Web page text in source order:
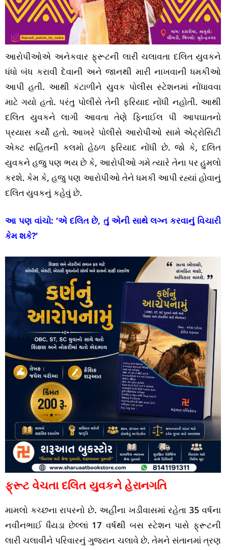
આરોપીઓએ અનેકવાર ફ્રૂટની લારી ચલાવતા દલિત યુવકને
ધંધો બંધ કરાવી દેવાની અને જાનથી મારી નાખવાની ધમકીઓ
આપી હતી. આથી કંટાળીને યુવક પોલીસ સ્ટેશનમાં નોંધાવવા
માટે ગયો હતો. પરંતુ પોલીસે તેની ફરિયાદ નોંધી નહોતી. આથી
દલિત યુવકને લાગી આવતા તેણે ફિનાઈલ પી આપઘાતનો
પ્રયાસ કર્યો હતો. આખરે પોલીસે આરોપીઓ સામે એટ્રોસિટી
એક્ટ સહિતની કલમો હેઠળ ફરિયાદ નોંધી છે. જો કે, દલિત
યુવકને હજુ પણ ભય છે કે, આરોપીઓ ગમે ત્યારે તેના પર હુમલો
કરશે. કેમ કે, હજુ પણ આરોપીઓ તેને ધમકી આપી રહ્યાં હોવાનું
દલિત યુવકનું કહેવું છે.
આ પણ વાંચો:‘એ દલિત છે, તું એની સાથે લગ્ન કરવાનું વિચારી
કેમ શકે?’
ફ્રૂટ વેચતા દલિત યુવકને હેરાનગતિ
મામલો કચ્છના રાપરનો છે. અહીંના ખડીવાસમાં રહેતા 35 વર્ષના
નવીનભાઈ ધૈયડા છેલ્લાં 17 વર્ષથી બસ સ્ટેશન પાસે ફ્રૂટની
લારી ચલાવીને પરિવારનું ગુજરાન ચલાવે છે. તેમને સંતાનમાં ત્રણ